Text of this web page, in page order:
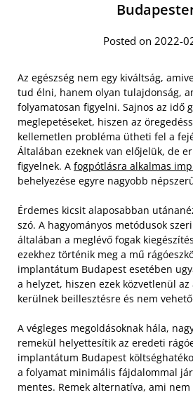
Posted on 2022-
Az egészség nem egy kiváltság,
tud élni, hanem olyan tulajdonság,
folyamatosan figyelni. Sajnos az idő
meglepetéseket, hiszen az
kellemetlen probléma ütheti fel a
Általában ezeknek van előjelük, de
figyelnek. A fogpótlásra alkalmas
behelyezése egyre nagyobb
Érdemes kicsit alaposabban
szó. A hagyományos metódusok
általában a meglévő fogak
ezekhez történik meg a mű
implantátum Budapest esetében
a helyzet, hiszen ezek közvetlenül
kerülnek beillesztésre és nem
A végleges megoldásoknak hála,
remekül helyettesítik az eredeti
implantátum Budapest
a folyamat minimális fájdalommal
mentes. Remek alternatíva, ami nem